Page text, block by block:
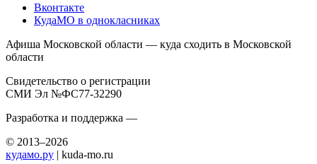
Вконтакте
КудаМО в однокласниках
Афиша Московской области — куда сходить в Московской
области
Свидетельство о регистрации
СМИ Эл №ФС77-32290
Разработка и поддержка —
© 2013–2026
кудамо.ру | kuda-mo.ru